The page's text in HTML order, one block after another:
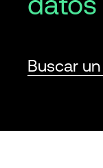
Buscar